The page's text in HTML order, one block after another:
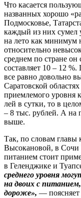
Что касается
названных хорошо
Подмосковье,
каждый из них сумел
на лето как минимум
относительно
среднем по стране
составляет 10 – 12
все равно довольно
Саратовской
приемлемого уровня
лей в сутки, то в
– 8 тыс. рублей. А на
выше.
Так, по словам главы
Высокановой, в Сочи
питанием стоит
в Геленджике и
среднего уровня
на двоих с
дороже», — поясняет